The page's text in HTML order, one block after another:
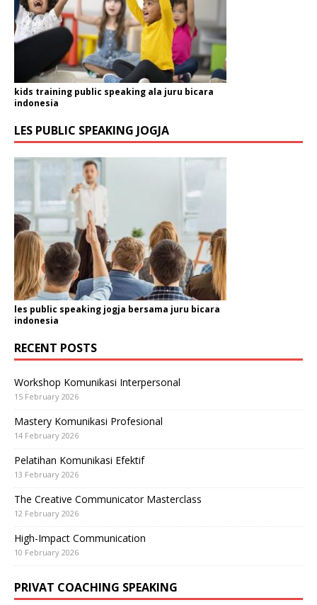
kids training public speaking ala juru bicara
indonesia
LES PUBLIC SPEAKING JOGJA
les public speaking jogja bersama juru bicara
indonesia
RECENT POSTS
Workshop Komunikasi Interpersonal
15 February 2026
Mastery Komunikasi Profesional
14 February 2026
Pelatihan Komunikasi Efektif
13 February 2026
The Creative Communicator Masterclass
12 February 2026
High-Impact Communication
10 February 2026
PRIVAT COACHING SPEAKING